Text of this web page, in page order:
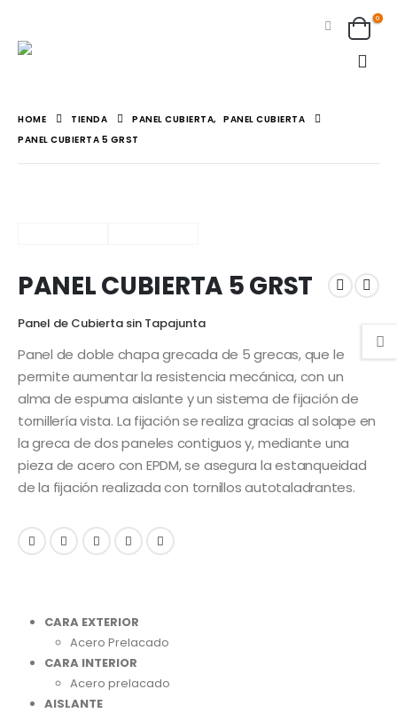
0
HOME TIENDA PANEL CUBIERTA, PANEL CUBIERTA
PANEL CUBIERTA 5 GRST
PANEL CUBIERTA 5 GRST
Panel de Cubierta sin Tapajunta
Panel de doble chapa grecada de 5 grecas, que le
permite aumentar la resistencia mecánica, con un
alma de espuma aislante y un sistema de fijación de
tornillería vista. La fijación se realiza gracias al solape en
la greca de dos paneles contiguos y, mediante una
pieza de acero con EPDM, se asegura la estanqueidad
de la fijación realizada con tornillos autotaladrantes.
CARA EXTERIOR
Acero Prelacado
CARA INTERIOR
Acero prelacado
AISLANTE